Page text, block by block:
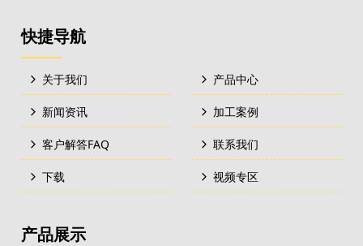
快捷导航
关于我们 产品中心
新闻资讯 加工案例
客户解答FAQ 联系我们
下载 视频专区
产品展示